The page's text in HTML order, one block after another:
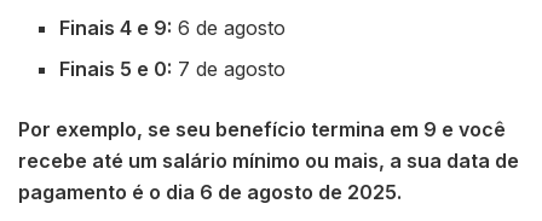
Finais 4 e 9: 6 de agosto
Finais 5 e 0: 7 de agosto
Por exemplo, se seu benefício termina em 9 e você
recebe até um salário mínimo ou mais, a sua data de
pagamento é o dia 6 de agosto de 2025.